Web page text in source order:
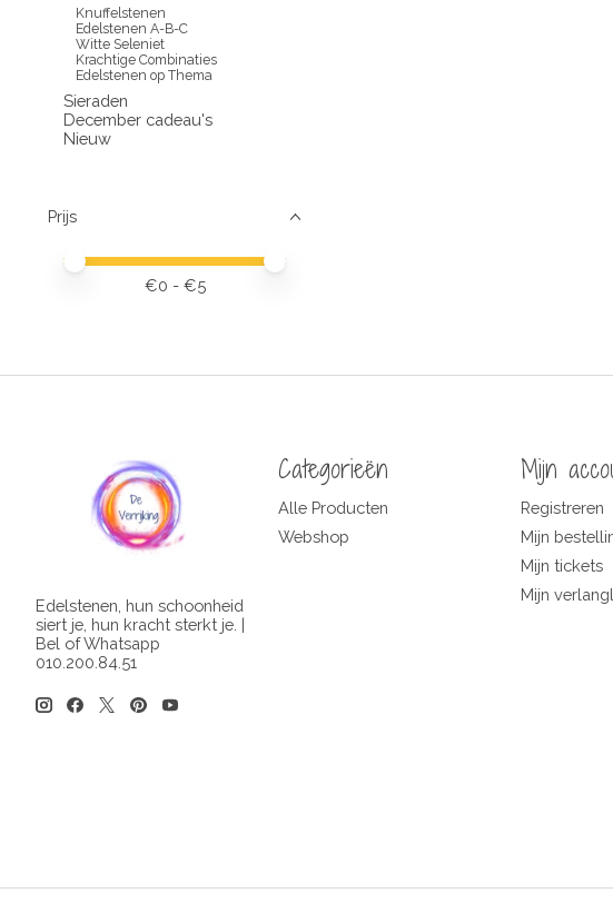
Knuffelstenen
Edelstenen A-B-C
Witte Seleniet
Krachtige Combinaties
Edelstenen op Thema
Sieraden
December cadeau's
Nieuw
Prijs
Minimale prijswaarde
Price maximum value
€0 - €5
Edelstenen, hun schoonheid
siert je, hun kracht sterkt je. |
Bel of Whatsapp
010.200.84.51
Categorieën
Alle Producten
Webshop
Mijn
Registreren
Mijn
Mijn tickets
Mijn